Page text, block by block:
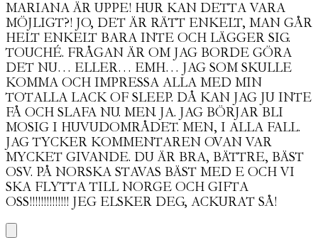
MARIANA ÄR UPPE! HUR KAN DETTA VARA
MÖJLIGT?! JO, DET ÄR RÄTT ENKELT, MAN GÅR
HELT ENKELT BARA INTE OCH LÄGGER SIG.
TOUCHÉ. FRÅGAN ÄR OM JAG BORDE GÖRA
DET NU… ELLER… EMH… JAG SOM SKULLE
KOMMA OCH IMPRESSA ALLA MED MIN
TOTALLA LACK OF SLEEP. DÅ KAN JAG JU INTE
FÅ OCH SLAFA NU. MEN. JA. JAG BÖRJAR BLI
MOSIG I HUVUDOMRÅDET. MEN, I ALLA FALL.
JAG TYCKER KOMMENTAREN OVAN VAR
MYCKET GIVANDE. DU ÄR BRA, BÄTTRE, BÄST
OSV. PÅ NORSKA STAVAS BÄST MED E OCH VI
SKA FLYTTA TILL NORGE OCH GIFTA
OSS!!!!!!!!!!!!!! JEG ELSKER DEG, ACKURAT SÅ!